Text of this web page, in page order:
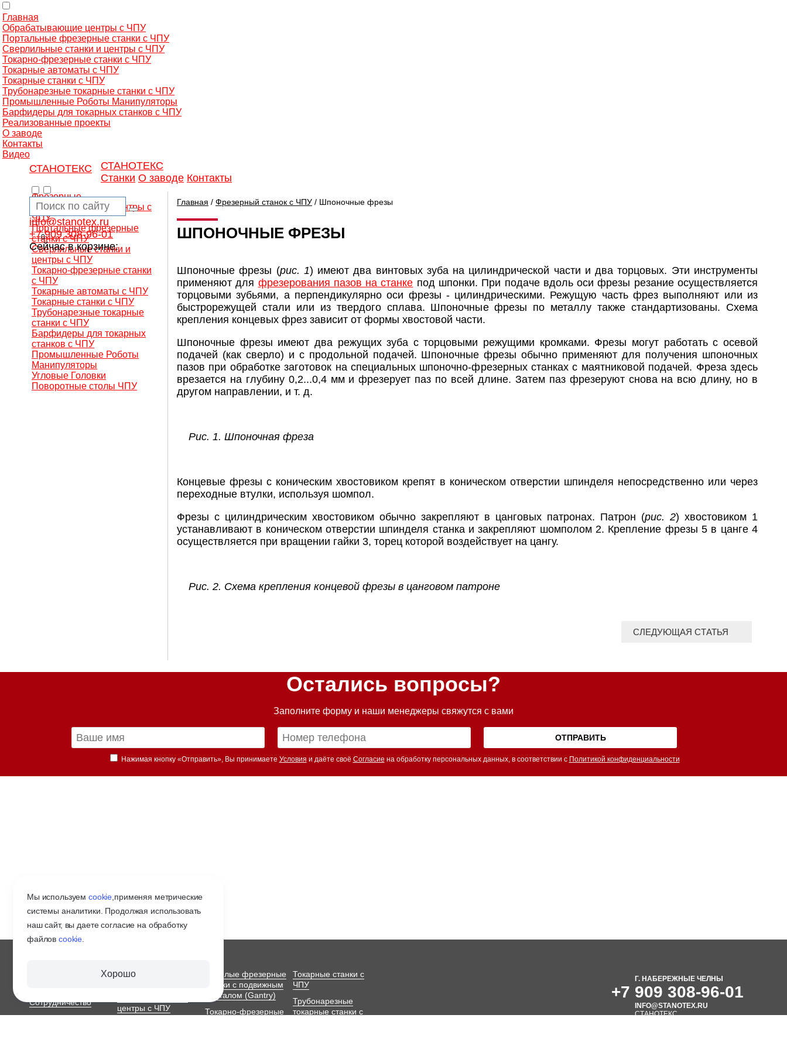
Главная
Обрабатывающие центры с ЧПУ
Портальные фрезерные станки с ЧПУ
Сверлильные станки и центры с ЧПУ
Токарно-фрезерные станки с ЧПУ
Токарные автоматы с ЧПУ
Токарные станки с ЧПУ
Трубонарезные токарные станки с ЧПУ
Промышленные Роботы Манипуляторы
Барфидеры для токарных станков с ЧПУ
Реализованные проекты
О заводе
Контакты
Видео
СТАНОТЕКС
СТАНОТЕКС
Станки О заводе Контакты
info@stanotex.ru
+7 909 308-96-01
Сейчас в корзине:
0
Мы используемcookie применяя метрические
системы аналитики. Продолжая использовать
наш сайт, вы даете согласие на обработку
файловcookie
Хорошо
Фрезерные
обрабатывающие центры с
ЧПУ
Портальные фрезерные
станки с ЧПУ
Сверлильные станки и
центры с ЧПУ
Токарно-фрезерные станки
с ЧПУ
Токарные автоматы с ЧПУ
Токарные станки с ЧПУ
Трубонарезные токарные
станки с ЧПУ
Барфидеры для токарных
станков с ЧПУ
Промышленные Роботы
Манипуляторы
Угловые Головки
Поворотные столы ЧПУ
Главная / Фрезерный станок с ЧПУ / Шпоночные фрезы
ШПОНОЧНЫЕ ФРЕЗЫ
Шпоночные фрезы (рис. 1) имеют два винтовых зуба на цилиндрической части и два торцовых. Эти инструменты
применяют для фрезерования пазов на станке под шпонки. При подаче вдоль оси фрезы резание осуществляется
торцовыми зубьями, а перпендикулярно оси фрезы - цилиндрическими. Режущую часть фрез выполняют или из
быстрорежущей стали или из твердого сплава. Шпоночные фрезы по металлу также стандартизованы. Схема
крепления концевых фрез зависит от формы хвостовой части.
Шпоночные фрезы имеют два режущих зуба с торцовыми режущими кромками. Фрезы могут работать с осевой
подачей (как сверло) и с продольной подачей. Шпоночные фрезы обычно применяют для получения шпоночных
пазов при обработке заготовок на специальных шпоночно-фрезерных станках с маятниковой подачей. Фреза здесь
врезается на глубину 0,2...0,4 мм и фрезерует паз по всей длине. Затем паз фрезеруют снова на всю длину, но в
другом направлении, и т. д.
Рис. 1. Шпоночная фреза
Концевые фрезы с коническим хвостовиком крепят в коническом отверстии шпинделя непосредственно или через
переходные втулки, используя шомпол.
Фрезы с цилиндрическим хвостовиком обычно закрепляют в цанговых патронах. Патрон (рис. 2) хвостовиком 1
устанавливают в коническом отверстии шпинделя станка и закрепляют шомполом 2. Крепление фрезы 5 в цанге 4
осуществляется при вращении гайки 3, торец которой воздействует на цангу.
Рис. 2. Схема крепления концевой фрезы в цанговом патроне
СЛЕДУЮЩАЯ СТАТЬЯ
Остались вопросы?
Заполните форму и наши менеджеры свяжутся с вами
Нажимая кнопку «Отправить», Вы принимаете Условия и даёте своё Согласие на обработку персональных данных, в соответствии с Политикой конфиденциальности
Сотрудничество
ПО МЕТАЛЛУ
центры с ЧПУ
Тяжелые фрезерные
станки с подвижным
порталом (Gantry)
Токарно-фрезерные
Токарные станки с
ЧПУ
Трубонарезные
токарные станки с
Г. НАБЕРЕЖНЫЕ ЧЕЛНЫ
+7 909 308-96-01
INFO@STANOTEX.RU
СТАНОТЕКС